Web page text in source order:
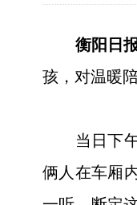
衡阳日报
孩，对温暖
当日下午6
俩人在车厢